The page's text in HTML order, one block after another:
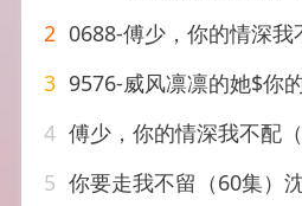
2 0688-傅少，你的情深我
3 9576-威风凛凛的她$你的深情
4 傅少，你的情深我不配（
5 你要走我不留（60集）